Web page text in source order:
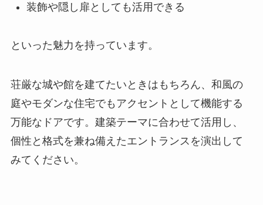
装飾や隠し扉としても活用できる
といった魅力を持っています。
荘厳な城や館を建てたいときはもちろん、和風の
庭やモダンな住宅でもアクセントとして機能する
万能なドアです。建築テーマに合わせて活用し、
個性と格式を兼ね備えたエントランスを演出して
みてください。